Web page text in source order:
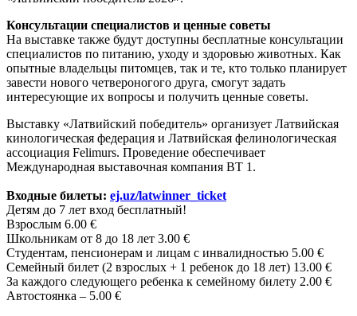
Консультации специалистов и ценные советы
На выставке также будут доступны бесплатные консультации
специалистов по питанию, уходу и здоровью животных. Как
опытные владельцы питомцев, так и те, кто только планирует
завести нового четвероногого друга, смогут задать
интересующие их вопросы и получить ценные советы.
Выставку «Латвийский победитель» организует Латвийская
кинологическая федерация и Латвийская фелинологическая
ассоциация Felimurs. Проведение обеспечивает
Международная выставочная компания BT 1.
Входные билеты: ej.uz/latwinner_ticket
Детям до 7 лет вход бесплатный!
Взрослым 6.00 €
Школьникам от 8 до 18 лет 3.00 €
Студентам, пенсионерам и лицам с инвалидностью 5.00 €
Семейный билет (2 взрослых + 1 ребенок до 18 лет) 13.00 €
За каждого следующего ребенка к семейному билету 2.00 €
Автостоянка – 5.00 €